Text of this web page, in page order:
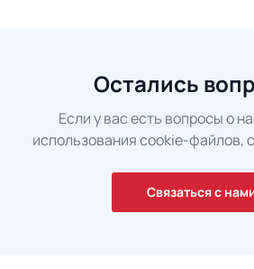
Остались
Если у вас есть вопросы о
использования cookie-файлов,
Связаться с